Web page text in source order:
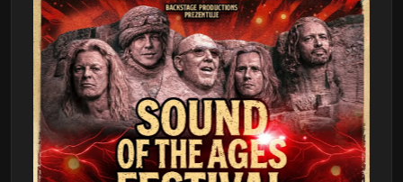
Poprzedni Następny